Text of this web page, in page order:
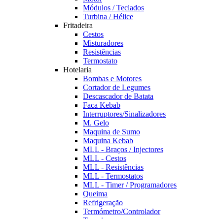
Módulos / Teclados
Turbina / Hélice
Fritadeira
Cestos
Misturadores
Resistências
Termostato
Hotelaria
Bombas e Motores
Cortador de Legumes
Descascador de Batata
Faca Kebab
Interruptores/Sinalizadores
M. Gelo
Maquina de Sumo
Maquina Kebab
MLL - Braços / Injectores
MLL - Cestos
MLL - Resistências
MLL - Termostatos
MLL - Timer / Programadores
Queima
Refrigeração
Termómetro/Controlador